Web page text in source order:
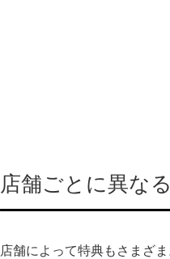
店舗ごとに異な
店舗によって特典もさまざ